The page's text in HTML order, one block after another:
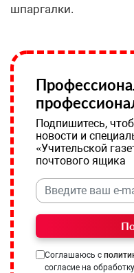
шпаргалки.
Подпишитесь,
новости и
«Учительской
почтового ящика
Соглашаюсь с
согласие на